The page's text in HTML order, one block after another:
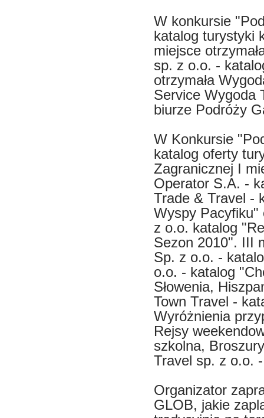
W konkursie
katalog turystyki
miejsce
sp. z o.o. -
otrzymała
Service Wygoda
biurze Podróży
W Konkursie
katalog oferty
Zagranicznej I
Operator S.A. -
Trade & Travel -
Wyspy Pacyfiku"
z o.o. katalog
Sezon 2010". III
Sp. z o.o. -
o.o. - katalog
Słowenia,
Town Travel -
Wyróżnienia
Rejsy
szkolna,
Travel sp. z o.o.
Organizator
GLOB, jakie